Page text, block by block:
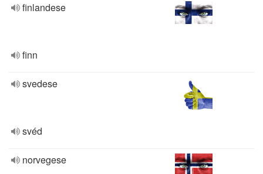
finlandese
finn
svedese
svéd
norvegese